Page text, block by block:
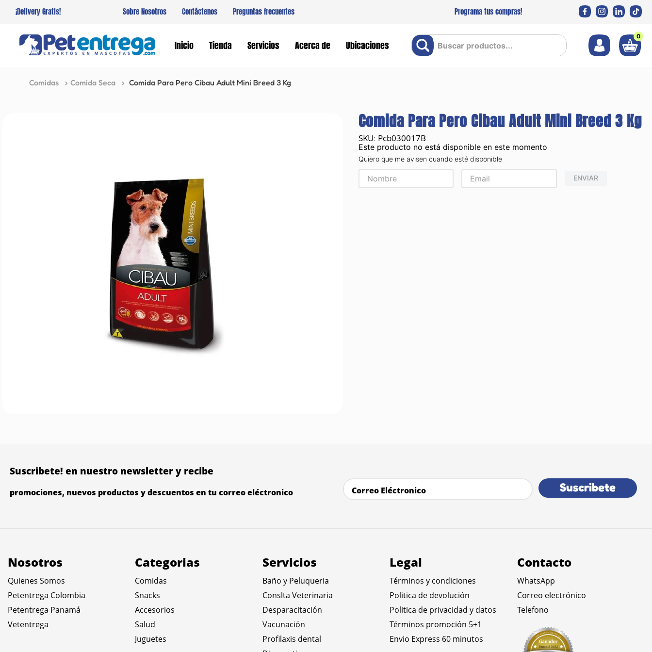
¡Delivery Gratis! Sobre Nosotros Contáctenos Preguntas frecuentes Programa tus compras!
Inicio Tienda Servicios Acerca de Ubicaciones
Buscar productos... 0
Comidas Comida Seca Comida Para Pero Cibau Adult Mini Breed 3 Kg
Comida Para Pero Cibau Adult Mini Breed 3 Kg
: Pcb030017B
Este producto no está disponible en este momento
Quiero que me avisen cuando esté disponible
ENVIAR
Suscribete! en nuestro newsletter y recibe
promociones, nuevos productos y descuentos en tu correo eléctronico Suscribete
Nosotros
Quienes Somos
Petentrega Colombia
Petentrega Panamá
Vetentrega
Categorias
Comidas
Snacks
Accesorios
Salud
Juguetes
Servicios
Baño y Peluqueria
Conslta Veterinaria
Desparacitación
Vacunación
Profilaxis dental
Legal
Términos y condiciones
Politica de devolución
Politica de privacidad y datos
Términos promoción 5+1
Envio Express 60 minutos
Contacto
WhatsApp
Correo electrónico
Telefono